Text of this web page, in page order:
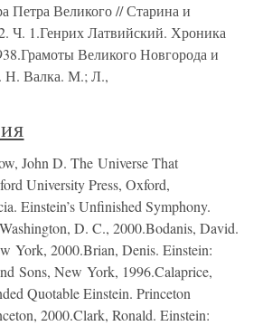
Петра Великого // Старина и
Ч. 1.Генрих Латвийский. Хроника
Великого Новгорода и
Н. Валка. М.; Л.,
John D. The Universe That
University Press, Oxford,
Einstein’s Unfinished Symphony.
D. C., 2000.Bodanis, David.
York, 2000.Brian, Denis. Einstein:
Sons, New York, 1996.Calaprice,
Quotable Einstein. Princeton
2000.Clark, Ronald. Einstein: